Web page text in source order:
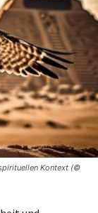
Kontext (©